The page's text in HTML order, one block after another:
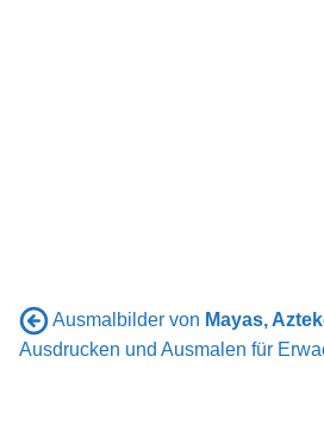
Ausmalbilder von Mayas,
Ausdrucken und Ausmalen für